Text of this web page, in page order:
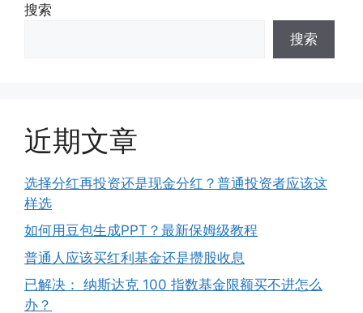
搜索
搜索
近期文章
选择分红再投资还是现金分红？普通投资者应该这
样选
如何用豆包生成PPT？最新保姆级教程
普通人应该买红利基金还是攒股收息
已解决： 纳斯达克 100 指数基金限额买不进怎么
办？